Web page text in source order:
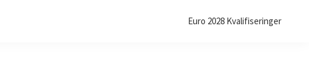
Euro 2028 Kvalifiseringer